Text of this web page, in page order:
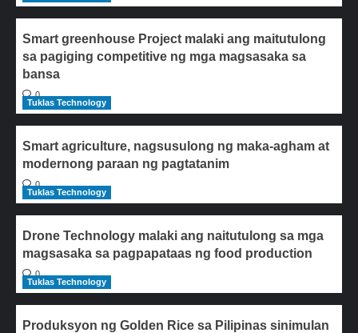
Smart greenhouse Project malaki ang maitutulong
sa pagiging competitive ng mga magsasaka sa
bansa
0
Tuklas Technology
Smart agriculture, nagsusulong ng maka-agham at
modernong paraan ng pagtatanim
0
Tuklas Technology
Drone Technology malaki ang naitutulong sa mga
magsasaka sa pagpapataas ng food production
0
Tuklas Technology
Produksyon ng Golden Rice sa Pilipinas sinimulan